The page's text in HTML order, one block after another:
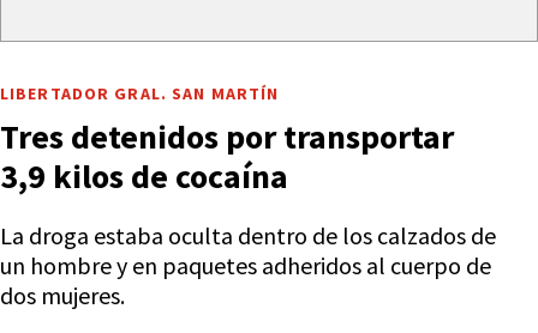
LIBERTADOR GRAL. SAN MARTÍN
Tres detenidos por transportar
3,9 kilos de cocaína
La droga estaba oculta dentro de los calzados de
un hombre y en paquetes adheridos al cuerpo de
dos mujeres.